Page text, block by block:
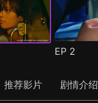
EP 2
推荐影片 剧情介绍